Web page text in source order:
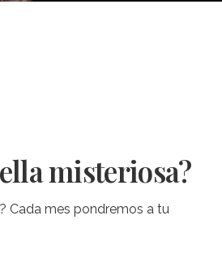
misteriosa?
Cada mes pondremos a tu